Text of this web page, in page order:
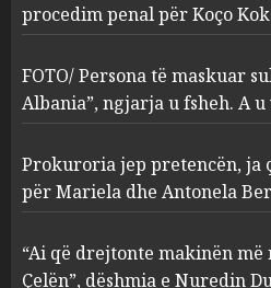
3
FOTO/
sulmuan
ngjarja
MARCH 25,
çfarë
Berishën
procedim penal për Koço
FOTO/ Persona të maskuar
Albania”, ngjarja u fsheh. A
Prokuroria jep pretencën, ja
për Mariela dhe Antonela
“Ai që drejtonte makinën më
Çelën”, dëshmia e Nuredin